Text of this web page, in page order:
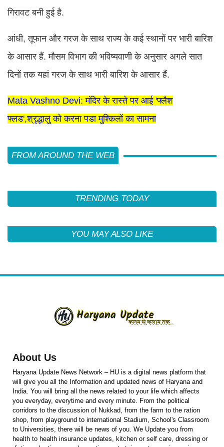
गिरावट बनी हुई है.
आंधी, तूफान और गरज के साथ राज्य के कई स्थानों पर भारी बारिश
के आसार हैं. मौसम विभाग की भविष्यवाणी के अनुसार अगले सात
दिनों तक यहां गरज के साथ भारी बारिश के आसार हैं.
Mata Vashno Devi: मंदिर के रास्ते पर आई 'फ्लैश
फ्लड',श्रृद्धालु को करना पडा मुश्किलों का सामना
FROM AROUND THE WEB
TRENDING TODAY
YOU MAY ALSO LIKE
About Us
Haryana Update News Network – HU is a digital news platform that
will give you all the Information and updated news of Haryana and
India. You will bring all the news related to your life which affects
you everyday, everytime and every minute. From the political
corridors to the discussion of Nukkad, from the farm to the ration
shop, from playground to international Stadium, School's Classroom
to Universities, there will be news of you. We Update you from
health to health insurance updates, kitchen or self care, dressing or